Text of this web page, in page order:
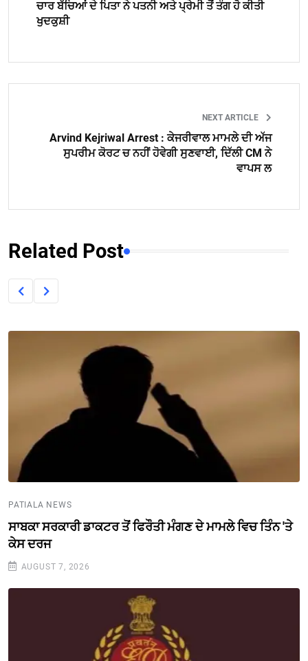
ਚਾਰ ਬੱਚਿਆਂ ਦੇ ਪਿਤਾ ਨੇ ਪਤਨੀ ਅਤੇ ਪ੍ਰੇਮੀ ਤੋਂ ਤੰਗ ਹੋ ਕੀਤੀ
ਖੁਦਕੁਸ਼ੀ
NEXT ARTICLE
Arvind Kejriwal Arrest : ਕੇਜਰੀਵਾਲ ਮਾਮਲੇ ਦੀ ਅੱਜ
ਸੁਪਰੀਮ ਕੋਰਟ ਚ ਨਹੀਂ ਹੋਵੇਗੀ ਸੁਣਵਾਈ, ਦਿੱਲੀ CM ਨੇ
ਵਾਪਸ ਲ
Related Post
PATIALA NEWS
ਸਾਬਕਾ ਸਰਕਾਰੀ ਡਾਕਟਰ ਤੋਂ ਫਿਰੌਤੀ ਮੰਗਣ ਦੇ ਮਾਮਲੇ ਵਿਚ ਤਿੰਨ 'ਤੇ
ਕੇਸ ਦਰਜ
AUGUST 7, 2026